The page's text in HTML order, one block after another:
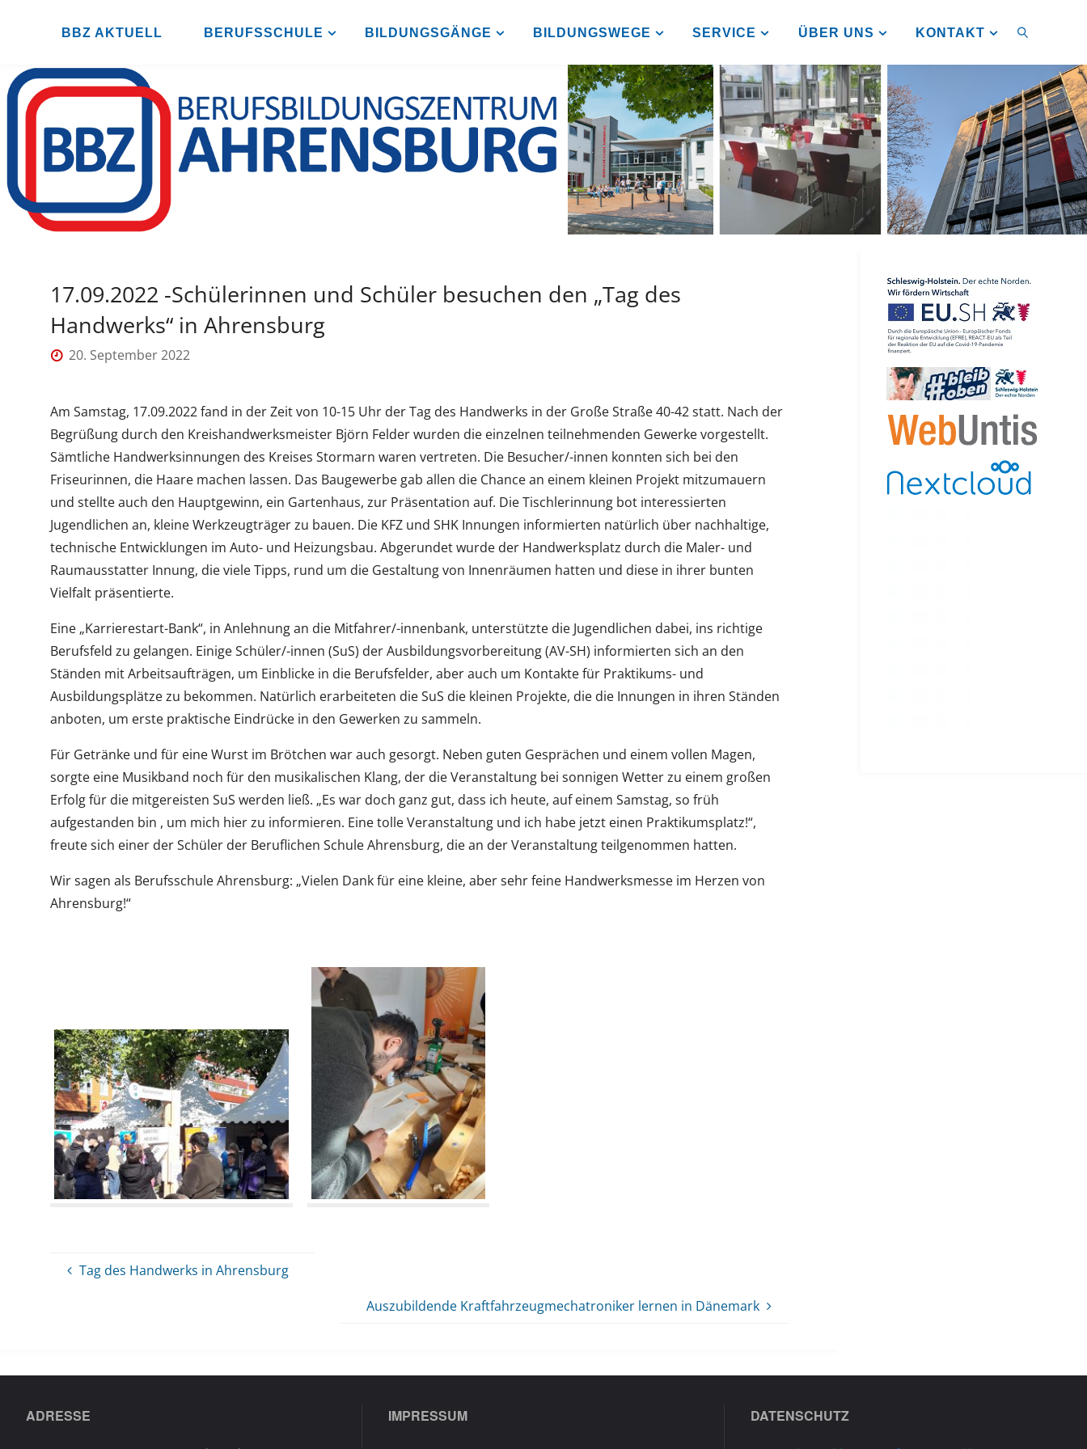
BZ
A
R
S
UR
BBZ AKTUELL BERUFSSCHULE BILDUNGSGÄNGE BILDUNGSWEGE SERVICE ÜBER UNS KONTAKT
SUCHEN
17.09.2022 -Schülerinnen und Schüler besuchen den „Tag des
Handwerks“ in Ahrensburg
20. September 2022
Am Samstag, 17.09.2022 fand in der Zeit von 10-15 Uhr der Tag des Handwerks in der Große Straße 40-42 statt. Nach der
Begrüßung durch den Kreishandwerksmeister Björn Felder wurden die einzelnen teilnehmenden Gewerke vorgestellt.
Sämtliche Handwerksinnungen des Kreises Stormarn waren vertreten. Die Besucher/-innen konnten sich bei den
Friseurinnen, die Haare machen lassen. Das Baugewerbe gab allen die Chance an einem kleinen Projekt mitzumauern
und stellte auch den Hauptgewinn, ein Gartenhaus, zur Präsentation auf. Die Tischlerinnung bot interessierten
Jugendlichen an, kleine Werkzeugträger zu bauen. Die KFZ und SHK Innungen informierten natürlich über nachhaltige,
technische Entwicklungen im Auto- und Heizungsbau. Abgerundet wurde der Handwerksplatz durch die Maler- und
Raumausstatter Innung, die viele Tipps, rund um die Gestaltung von Innenräumen hatten und diese in ihrer bunten
Vielfalt präsentierte.
Eine „Karrierestart-Bank“, in Anlehnung an die Mitfahrer/-innenbank, unterstützte die Jugendlichen dabei, ins richtige
Berufsfeld zu gelangen. Einige Schüler/-innen (SuS) der Ausbildungsvorbereitung (AV-SH) informierten sich an den
Ständen mit Arbeitsaufträgen, um Einblicke in die Berufsfelder, aber auch um Kontakte für Praktikums- und
Ausbildungsplätze zu bekommen. Natürlich erarbeiteten die SuS die kleinen Projekte, die die Innungen in ihren Ständen
anboten, um erste praktische Eindrücke in den Gewerken zu sammeln.
Für Getränke und für eine Wurst im Brötchen war auch gesorgt. Neben guten Gesprächen und einem vollen Magen,
sorgte eine Musikband noch für den musikalischen Klang, der die Veranstaltung bei sonnigen Wetter zu einem großen
Erfolg für die mitgereisten SuS werden ließ. „Es war doch ganz gut, dass ich heute, auf einem Samstag, so früh
aufgestanden bin , um mich hier zu informieren. Eine tolle Veranstaltung und ich habe jetzt einen Praktikumsplatz!“,
freute sich einer der Schüler der Beruflichen Schule Ahrensburg, die an der Veranstaltung teilgenommen hatten.
Wir sagen als Berufsschule Ahrensburg: „Vielen Dank für eine kleine, aber sehr feine Handwerksmesse im Herzen von
Ahrensburg!“
Tag des Handwerks in Ahrensburg
Auszubildende Kraftfahrzeugmechatroniker lernen in Dänemark
ADRESSE IMPRESSUM DATENSCHUTZ